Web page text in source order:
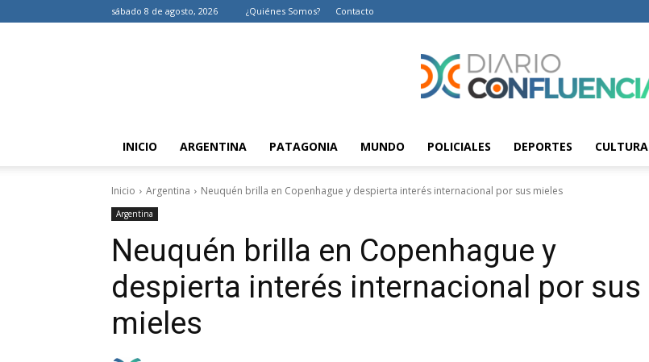
sábado 8 de agosto, 2026 ¿Quiénes Somos? Contacto
Diario
Confluencia
INICIO ARGENTINA PATAGONIA MUNDO POLICIALES DEPORTES CULTURA
Inicio Argentina Neuquén brilla en Copenhague y despierta interés internacional por sus mieles
Argentina
Neuquén brilla en Copenhague y
despierta interés internacional por sus
mieles